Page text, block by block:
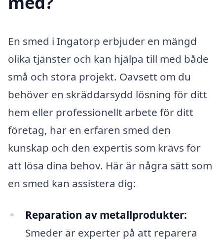
En smed i Ingatorp erbjuder en mängd
olika tjänster och kan hjälpa till med både
små och stora projekt. Oavsett om du
behöver en skräddarsydd lösning för ditt
hem eller professionellt arbete för ditt
företag, har en erfaren smed den
kunskap och den expertis som krävs för
att lösa dina behov. Här är några sätt som
en smed kan assistera dig:
Reparation av metallprodukter:
Smeder är experter på att reparera